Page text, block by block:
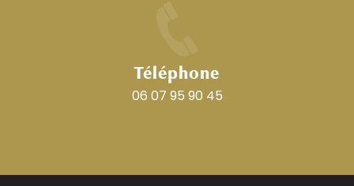
Téléphone
06 07 95 90 45